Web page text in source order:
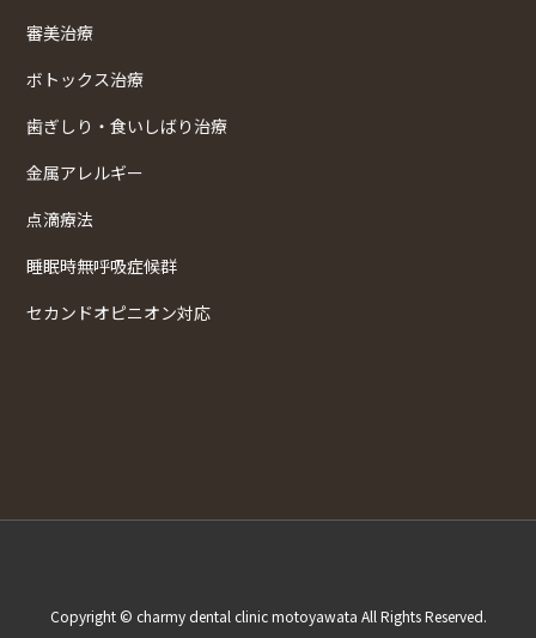
審美治療
ボトックス治療
歯ぎしり・食いしばり治療
金属アレルギー
点滴療法
睡眠時無呼吸症候群
セカンドオピニオン対応
Copyright © charmy dental clinic motoyawata All Rights Reserved.